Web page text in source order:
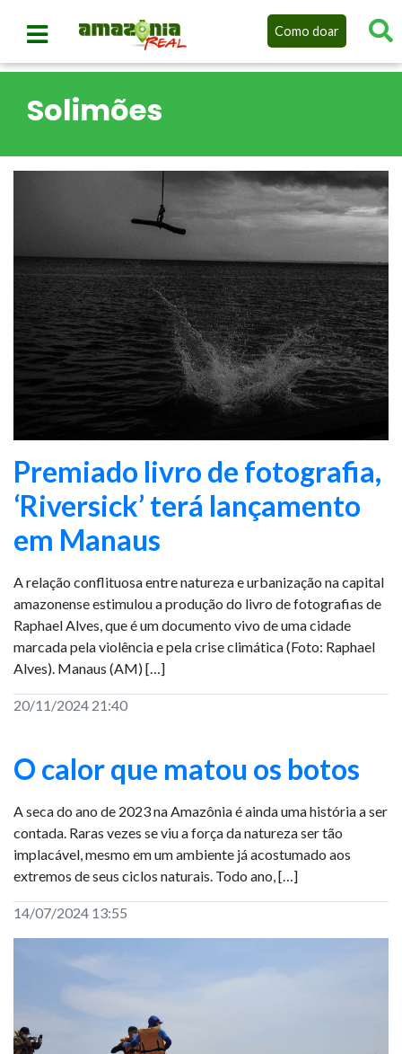
Como doar
Solimões
Premiado livro de fotografia,
‘Riversick’ terá lançamento
em Manaus
A relação conflituosa entre natureza e urbanização na capital
amazonense estimulou a produção do livro de fotografias de
Raphael Alves, que é um documento vivo de uma cidade
marcada pela violência e pela crise climática (Foto: Raphael
Alves). Manaus (AM) […]
20/11/2024 21:40
O calor que matou os botos
A seca do ano de 2023 na Amazônia é ainda uma história a ser
contada. Raras vezes se viu a força da natureza ser tão
implacável, mesmo em um ambiente já acostumado aos
extremos de seus ciclos naturais. Todo ano, […]
14/07/2024 13:55